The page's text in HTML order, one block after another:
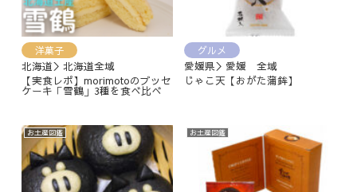
洋菓子
北海道＞北海道全域
【実食レポ】morimotoのブッセ
ケーキ「雪鶴」3種を食べ比べ
グルメ
愛媛県＞愛媛 全域
じゃこ天【おがた蒲鉾】
お土産図鑑 お土産図鑑